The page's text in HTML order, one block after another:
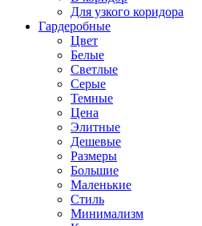
Для узкого коридора
Гардеробные
Цвет
Белые
Светлые
Серые
Темные
Цена
Элитные
Дешевые
Размеры
Большие
Маленькие
Стиль
Минимализм